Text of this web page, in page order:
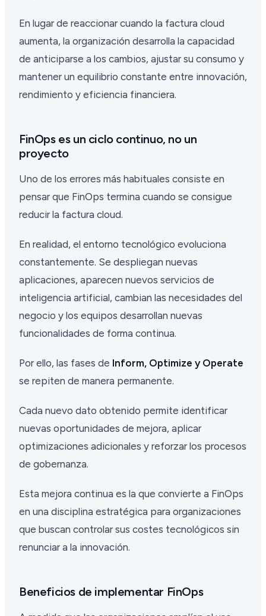
En lugar de reaccionar cuando la factura cloud
aumenta, la organización desarrolla la capacidad
de anticiparse a los cambios, ajustar su consumo y
mantener un equilibrio constante entre innovación,
rendimiento y eficiencia financiera.
FinOps es un ciclo continuo, no un
proyecto
Uno de los errores más habituales consiste en
pensar que FinOps termina cuando se consigue
reducir la factura cloud.
En realidad, el entorno tecnológico evoluciona
constantemente. Se despliegan nuevas
aplicaciones, aparecen nuevos servicios de
inteligencia artificial, cambian las necesidades del
negocio y los equipos desarrollan nuevas
funcionalidades de forma continua.
Por ello, las fases de Inform, Optimize y Operate
se repiten de manera permanente.
Cada nuevo dato obtenido permite identificar
nuevas oportunidades de mejora, aplicar
optimizaciones adicionales y reforzar los procesos
de gobernanza.
Esta mejora continua es la que convierte a FinOps
en una disciplina estratégica para organizaciones
que buscan controlar sus costes tecnológicos sin
renunciar a la innovación.
Beneficios de implementar FinOps